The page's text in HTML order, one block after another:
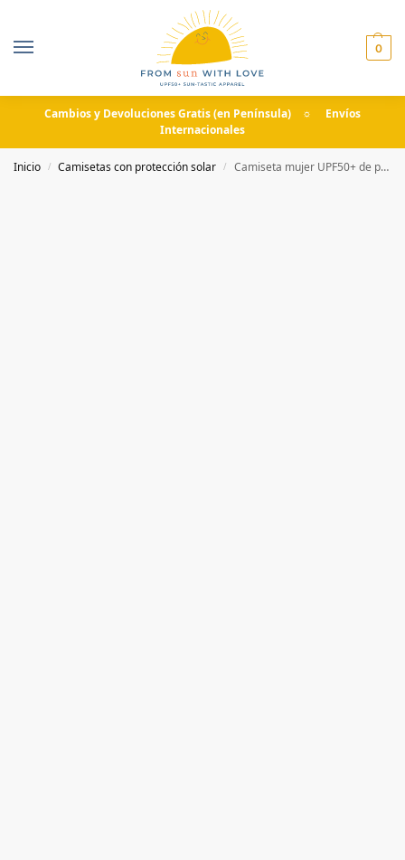
0
Cambios y Devoluciones Gratis (en Península) ☼ Envíos
Internacionales
Inicio / Camisetas con protección solar / Camiseta mujer UPF50+ de protección solar estampado rayas rosa-azul